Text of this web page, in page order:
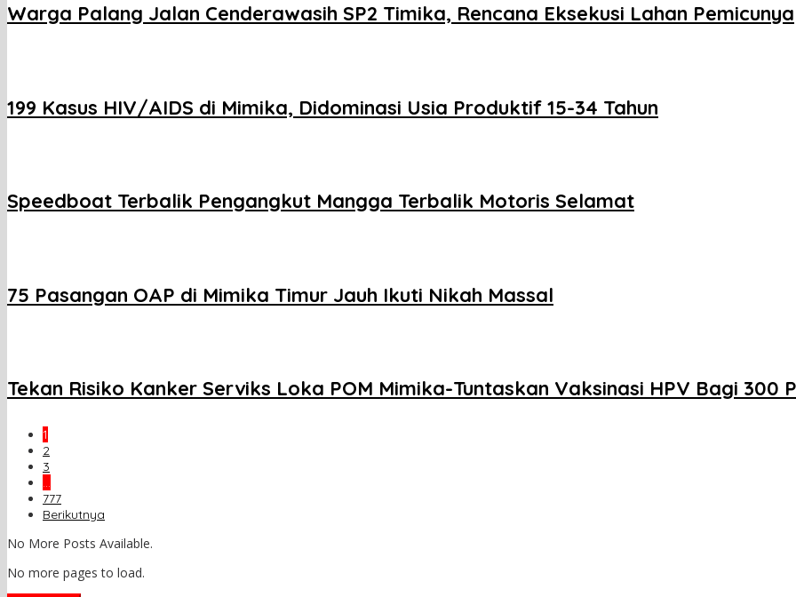
Warga Palang Jalan Cenderawasih SP2 Timika, Rencana Eksekusi Lahan Pemicunya
199 Kasus HIV/AIDS di Mimika, Didominasi Usia Produktif 15-34 Tahun
Speedboat Terbalik Pengangkut Mangga Terbalik Motoris Selamat
75 Pasangan OAP di Mimika Timur Jauh Ikuti Nikah Massal
Tekan Risiko Kanker Serviks Loka POM Mimika-Tuntaskan Vaksinasi HPV Bagi 300
1
2
3
…
777
Berikutnya
No More Posts Available.
No more pages to load.